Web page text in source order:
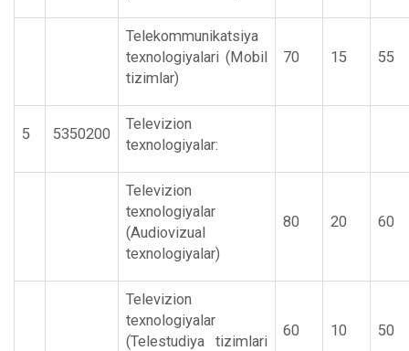
Telekommunikatsiya
texnologiyalari (Mobil
tizimlar)
70 15 55
5 5350200
Televizion
texnologiyalar:
Televizion
texnologiyalar
(Audiovizual
texnologiyalar)
80 20 60
Televizion
texnologiyalar
(Telestudiya tizimlari
60 10 50